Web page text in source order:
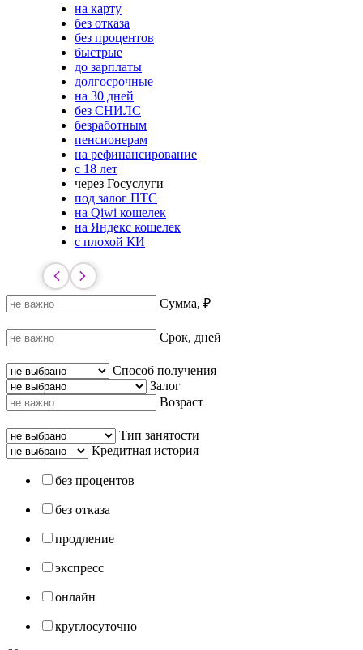
на карту
без отказа
без процентов
быстрые
до зарплаты
долгосрочные
на 30 дней
без СНИЛС
безработным
пенсионерам
на рефинансирование
с 18 лет
через Госуслуги
под залог ПТС
на Qiwi кошелек
на Яндекс кошелек
с плохой КИ
Сумма, ₽
Срок, дней
Способ получения
Залог
Возраст
Тип занятости
Кредитная история
без процентов
без отказа
продление
экспресс
онлайн
круглосуточно